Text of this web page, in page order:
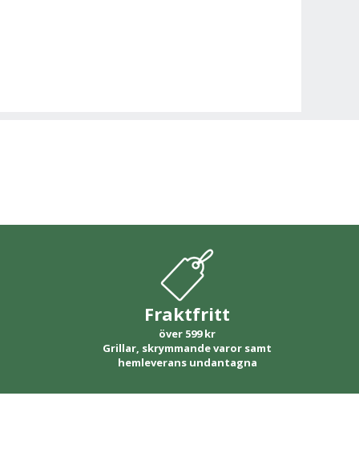
Fraktfritt
över 599 kr
Grillar, skrymmande varor samt
hemleverans undantagna